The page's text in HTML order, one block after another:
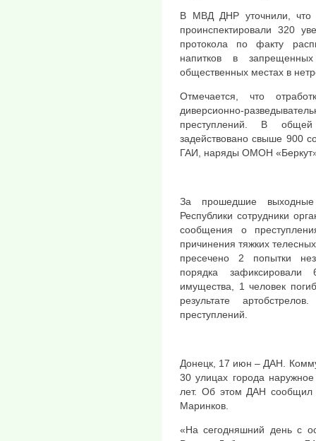
В МВД ДНР уточнили, что
проинспектировали 320
протокола по факту
напитков в
общественных местах в
Отмечается, что
диверсионно-
преступлений. В
задействовано свыше 900
ГАИ, наряды ОМОН
За прошедшие
Республики сотрудники
сообщения о
причинения тяжких
пресечено 2 попытки
порядка
имущества, 1 человек
результате
преступлений.
Донецк, 17 июн – ДАН.
30 улицах города
лет. Об этом ДАН сообщил
Маринков.
«На сегодняшний день с